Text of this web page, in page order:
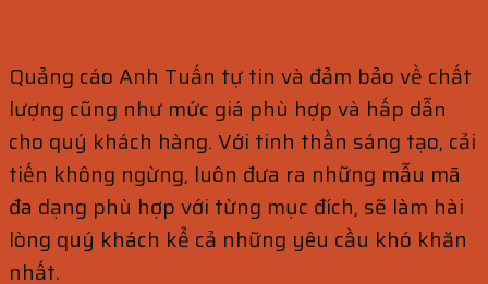
Quảng cáo Anh Tuấn tự tin và đảm bảo về chất
lượng cũng như mức giá phù hợp và hấp dẫn
cho quý khách hàng. Với tinh thần sáng tạo, cải
tiến không ngừng, luôn đưa ra những mẫu mã
đa dạng phù hợp với từng mục đích, sẽ làm hài
lòng quý khách kể cả những yêu cầu khó khăn
nhất.